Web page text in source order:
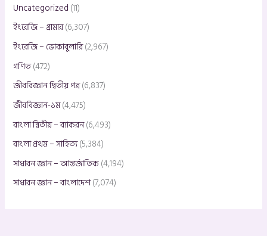
Uncategorized (11)
ইংরেজি – গ্রামার(6,307)
ইংরেজি – ভোকাবুলারি(2,967)
গণিত(472)
জীববিজ্ঞান দ্বিতীয় পত্র(6,837)
জীববিজ্ঞান-১ম(4,475)
বাংলা দ্বিতীয় – ব্যাকরন(6,493)
বাংলা প্রথম – সাহিত্য(5,384)
সাধারন জ্ঞান – আন্তর্জাতিক(4,194)
সাধারন জ্ঞান – বাংলাদেশ(7,074)